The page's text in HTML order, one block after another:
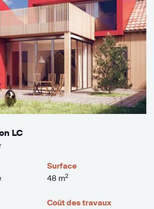
LC
Surface
48 m2
Coût des travaux